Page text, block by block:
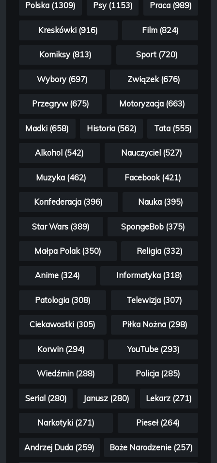
Polska (1309) Psy (1153) Praca (989)
Kreskówki (916) Film (824)
Komiksy (813) Sport (720)
Wybory (697) Związek (676)
Przegryw (675) Motoryzacja (663)
Madki (658) Historia (562) Tata (555)
Alkohol (542) Nauczyciel (527)
Muzyka (462) Facebook (421)
Konfederacja (396) Nauka (395)
Star Wars (389) SpongeBob (375)
Małpa Polak (350) Religia (332)
Anime (324) Informatyka (318)
Patologia (308) Telewizja (307)
Ciekawostki (305) Piłka Nożna (298)
Korwin (294) YouTube (293)
Wiedźmin (288) Policja (285)
Serial (280) Janusz (280) Lekarz (271)
Narkotyki (271) Pieseł (264)
Andrzej Duda (259) Boże Narodzenie (257)